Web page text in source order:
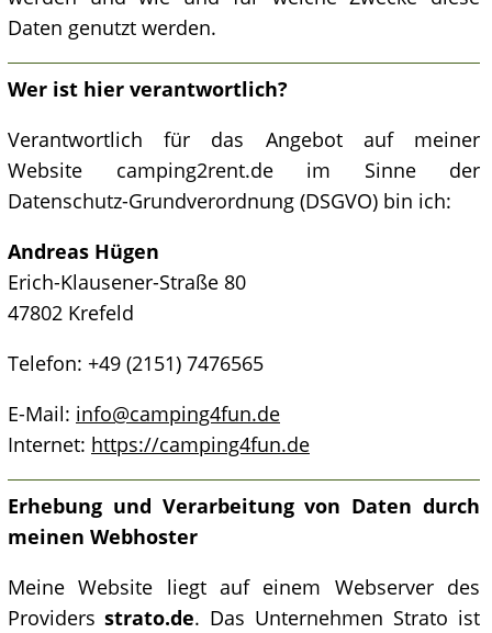
Daten genutzt werden.
Wer ist hier verantwortlich?
Verantwortlich für das Angebot auf meiner
Website camping2rent.de im Sinne der
Datenschutz-Grundverordnung (DSGVO) bin ich:
Andreas Hügen
Erich-Klausener-Straße 80
47802 Krefeld
Telefon: +49 (2151) 7476565
E-Mail: info@camping4fun.de
Internet: https://camping4fun.de
Erhebung und Verarbeitung von Daten durch
meinen Webhoster
Meine Website liegt auf einem Webserver des
Providers strato.de. Das Unternehmen Strato ist